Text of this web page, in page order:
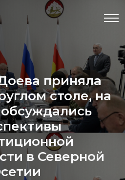
приняла
столе, на
в Северной